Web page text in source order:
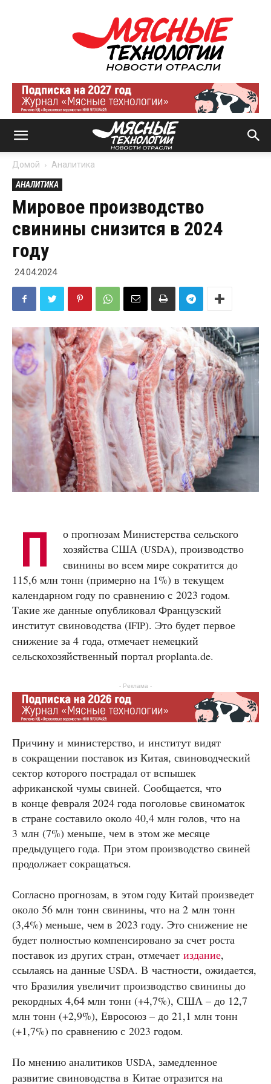
Мясные
технологии
|
Новости
отрасли
Домой Аналитика
АНАЛИТИКА
Мировое производство
свинины снизится в 2024
году
24.04.2024
П
о прогнозам Министерства сельского
хозяйства США (USDA), производство
свинины во всем мире сократится до
115,6 млн тонн (примерно на 1%) в текущем
календарном году по сравнению с 2023 годом.
Такие же данные опубликовал Французский
институт свиноводства (IFIP). Это будет первое
снижение за 4 года, отмечает немецкий
сельскохозяйственный портал proplanta.de.
- Реклама -
Причину и министерство, и институт видят
в сокращении поставок из Китая, свиноводческий
сектор которого пострадал от вспышек
африканской чумы свиней. Сообщается, что
в конце февраля 2024 года поголовье свиноматок
в стране составило около 40,4 млн голов, что на
3 млн (7%) меньше, чем в этом же месяце
предыдущего года. При этом производство свиней
продолжает сокращаться.
Согласно прогнозам, в этом году Китай произведет
около 56 млн тонн свинины, что на 2 млн тонн
(3,4%) меньше, чем в 2023 году. Это снижение не
будет полностью компенсировано за счет роста
поставок из других стран, отмечает издание,
ссылаясь на данные USDA. В частности, ожидается,
что Бразилия увеличит производство свинины до
рекордных 4,64 млн тонн (+4,7%), США – до 12,7
млн тонн (+2,9%), Евросоюз – до 21,1 млн тонн
(+1,7%) по сравнению с 2023 годом.
По мнению аналитиков USDA, замедленное
развитие свиноводства в Китае отразится на